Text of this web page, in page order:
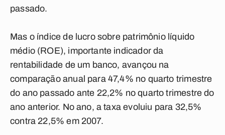
passado.
Mas o índice de lucro sobre patrimônio líquido
médio (ROE), importante indicador da
rentabilidade de um banco, avançou na
comparação anual para 47,4% no quarto trimestre
do ano passado ante 22,2% no quarto trimestre do
ano anterior. No ano, a taxa evoluiu para 32,5%
contra 22,5% em 2007.